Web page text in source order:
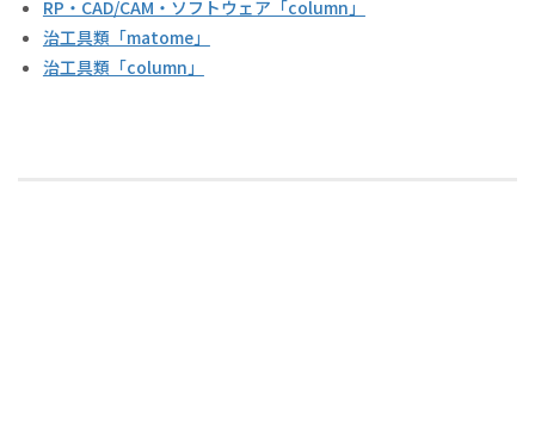
RP・CAD/CAM・ソフトウェア「column」
治工具類「matome」
治工具類「column」